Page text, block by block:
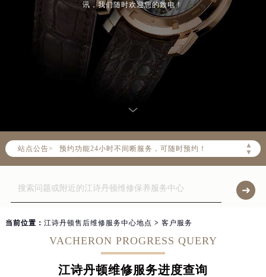
讯，我们随时欢迎您的致电！
站点公告>
▲
▼
请注意门店营业时间：09:00-19:30
预约功能24小时不间断服务，可随时预约！
节假日正常营业！
当前位置： 江诗丹顿售后维修服务中心地点 > 客户服务
VACHERON PROGRESS QUERY
江诗丹顿维修服务进度查询